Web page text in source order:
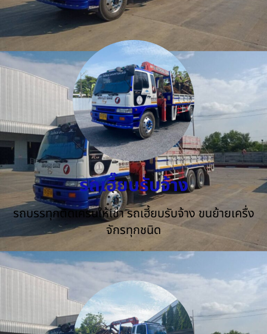
รถเฮี๊ยบรับจ้าง
รถบรรทุกติดเครนให้เช่า รถเฮี้ยบรับจ้าง ขนย้ายเครื่ง
จักรทุกชนิด